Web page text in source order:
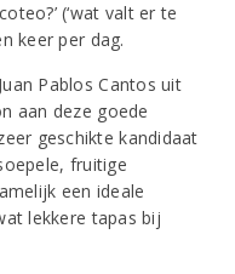
(‘wat valt er te
keer per dag.
Pablos Cantos uit
aan deze goede
geschikte kandidaat
fruitige
een ideale
lekkere tapas bij